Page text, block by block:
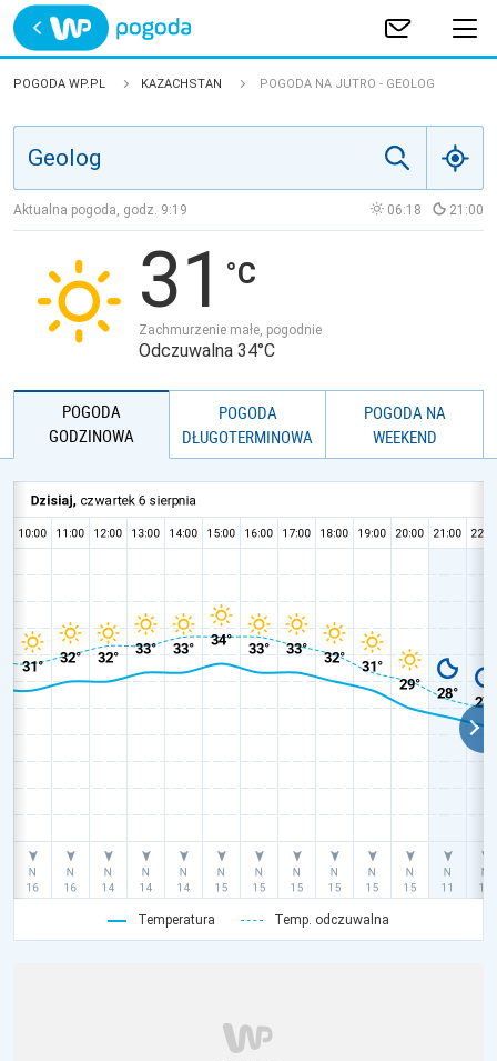
Trwa ładowanie
POLSKA
JAKOŚĆ POWIETRZA
POGODA WP.PL KAZACHSTAN POGODA NA JUTRO - GEOLOG
Aktualna pogoda, godz. 9:19 06:18 21:00
31
Zachmurzenie małe, pogodnie
Odczuwalna 34°C
POGODA
GODZINOWA
POGODA
DŁUGOTERMINOWA
POGODA NA
WEEKEND
Temperatura Temp. odczuwalna